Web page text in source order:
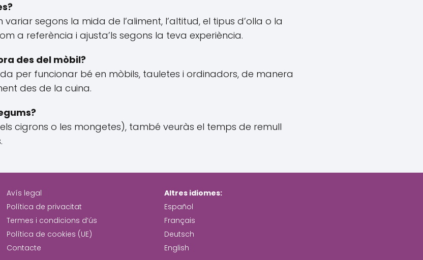
segons la mida de l’aliment, l’altitud, el tipus d’olla o la
a referència i ajusta’ls segons la teva experiència.
des del mòbil?
per funcionar bé en mòbils, tauletes i ordinadors, de manera
des de la cuina.
els cigrons o les mongetes), també veuràs el temps de remull
Avís legal
Política de privacitat
Termes i condicions d’ús
Política de cookies (UE)
Contacte
Altres idiomes:
Español
Français
Deutsch
English